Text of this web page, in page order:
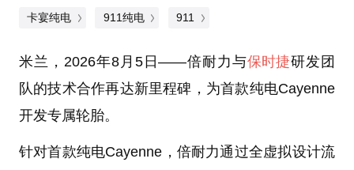
卡宴纯电 911纯电 911
米兰，2026年8月5日——倍耐力与保时捷研发团
队的技术合作再达新里程碑，为首款纯电Cayenne
开发专属轮胎。
针对首款纯电Cayenne，倍耐力通过全虚拟设计流